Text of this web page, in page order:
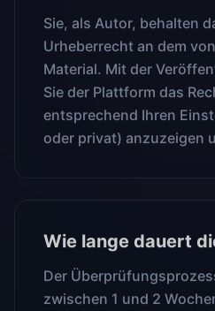
Sie, als Autor, behalten
Urheberrecht an dem
Material. Mit der
Sie der Plattform das
entsprechend Ihren
oder privat) anzuzeigen
Wie lange dauert
Der
zwischen 1 und 2